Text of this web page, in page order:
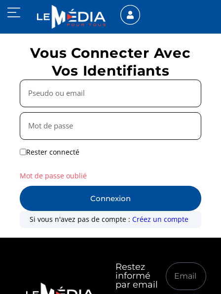
Vous Connecter Avec
Vos Identifiants
Rester connecté
Connexion
Mot de passe oublié
Si vous n'avez pas de compte :Créez un compte
Restez
informé
par email